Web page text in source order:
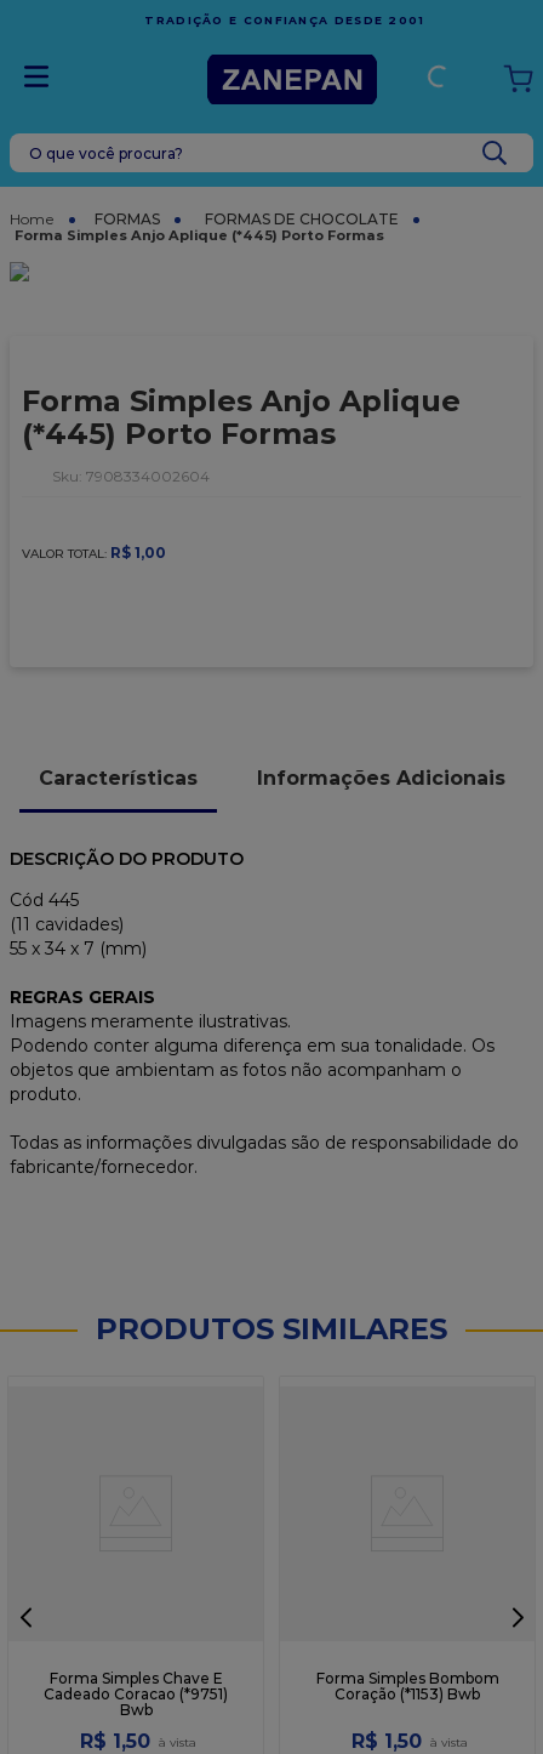
FRETE GRÁTIS
ESPÍRITO SANTO
O que você procura?
FORMAS FORMAS DE CHOCOLATE
Forma Simples Anjo Aplique (*445) Porto Formas
Forma Simples Anjo Aplique
(*445) Porto Formas
: 7908334002604
VALOR TOTAL: R$ 1,00
Características Informações Adicionais
DESCRIÇÃO DO PRODUTO
Cód 445
(11 cavidades)
55 x 34 x 7 (mm)
REGRAS GERAIS
Imagens meramente ilustrativas.
Podendo conter alguma diferença em sua tonalidade. Os
objetos que ambientam as fotos não acompanham o
produto.
Todas as informações divulgadas são de responsabilidade do
fabricante/fornecedor.
PRODUTOS SIMILARES
Forma Simples Chave E
Cadeado Coracao (*9751)
Bwb
R$ 1 ,50
Forma Simples Bombom
Coração (*1153) Bwb
R$ 1 ,50
TERMOS MAIS BUSCADOS
leite condensado
6º
granulado
9 º
caixa kraft